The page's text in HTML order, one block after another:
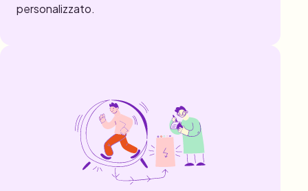
personalizzato.